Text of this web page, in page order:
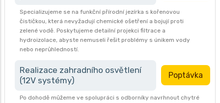
Specializujeme se na funkční přírodní jezírka s kořenovou
čističkou, která nevyžadují chemické ošetření a bojují proti
zelené vodě. Poskytujeme detailní projekci filtrace a
hydroizolace, abyste nemuseli řešit problémy s únikem vody
nebo neprůhledností.
Realizace zahradního osvětlení
(12V systémy)
Poptávka
Po dohodě můžeme ve spolupráci s odborníky navrhnout chytré